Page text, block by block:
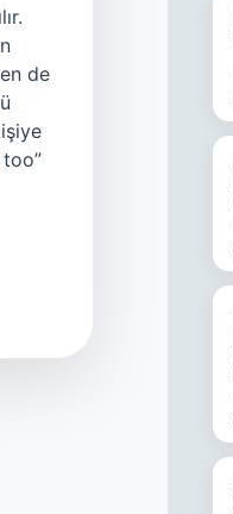
de
too”